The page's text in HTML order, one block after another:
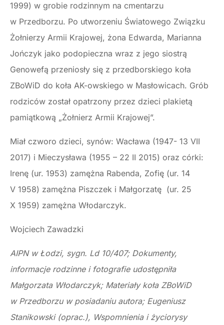
1999) w grobie rodzinnym na cmentarzu
w Przedborzu. Po utworzeniu Światowego Związku
Żołnierzy Armii Krajowej, żona Edwarda, Marianna
Jończyk jako podopieczna wraz z jego siostrą
Genowefą przeniosły się z przedborskiego koła
ZBoWiD do koła AK-owskiego w Masłowicach. Grób
rodziców został opatrzony przez dzieci plakietą
pamiątkową „Żołnierz Armii Krajowej”.
Miał czworo dzieci, synów: Wacława (1947- 13 VII
2017) i Mieczysława (1955 – 22 II 2015) oraz córki:
Irenę (ur. 1953) zamężna Rabenda, Zofię (ur. 14
V 1958) zamężna Piszczek i Małgorzatę (ur. 25
X 1959) zamężna Włodarczyk.
Wojciech Zawadzki
AIPN w Łodzi, sygn. Ld 10/407; Dokumenty,
informacje rodzinne i fotografie udostępniła
Małgorzata Włodarczyk; Materiały koła ZBoWiD
w Przedborzu w posiadaniu autora; Eugeniusz
Stanikowski (oprac.), Wspomnienia i życiorysy